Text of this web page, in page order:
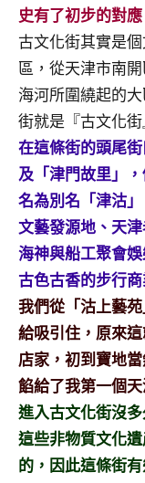
吳
哥
泰
國
旅
遊
書
作
者、
各
發
表
會
及
活
動
主
持、
學
校
企
史有了初步的對
古文化街其實是
區，從天津市南
海河所圍繞起的
街就是『古文化街
在這條街的頭尾街
及「津門故里」
名為別名「津沽
文藝發源地、天
海神與船工聚會
古色古香的步行商
我們從「沽上藝
給吸引住，原來
店家，初到寶地
餡給了我第一個
進入古文化街沒
這些非物質文化
的，因此這條街